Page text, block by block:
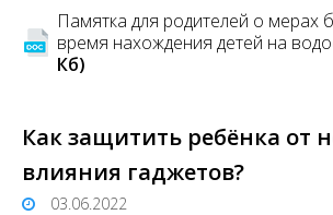
Памятка для родителей о мерах
время нахождения детей на
Кб)
Как защитить ребёнка от
влияния гаджетов?
03.06.2022